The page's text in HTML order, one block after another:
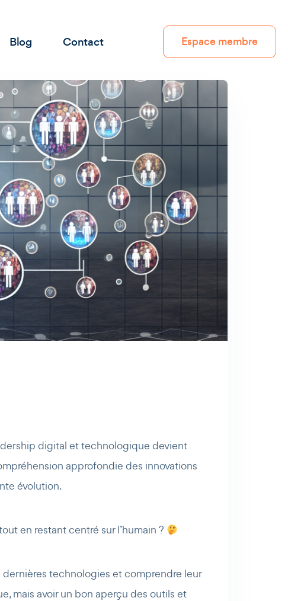
Espace membre
Blog Contact
digital et technologique devient
approfondie des innovations
évolution.
en restant centré sur l’humain ?
dernières technologies et comprendre leur
mais avoir un bon aperçu des outils et